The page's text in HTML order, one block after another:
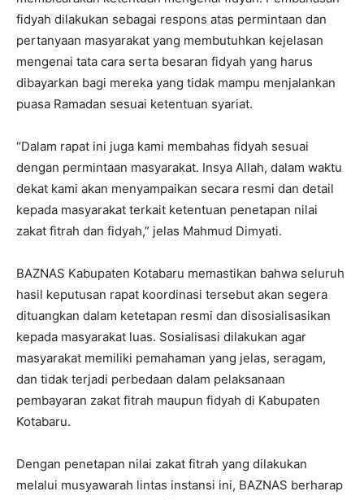
fidyah dilakukan sebagai respons atas permintaan dan
pertanyaan masyarakat yang membutuhkan kejelasan
mengenai tata cara serta besaran fidyah yang harus
dibayarkan bagi mereka yang tidak mampu menjalankan
puasa Ramadan sesuai ketentuan syariat.
“Dalam rapat ini juga kami membahas fidyah sesuai
dengan permintaan masyarakat. Insya Allah, dalam waktu
dekat kami akan menyampaikan secara resmi dan detail
kepada masyarakat terkait ketentuan penetapan nilai
zakat fitrah dan fidyah,” jelas Mahmud Dimyati.
BAZNAS Kabupaten Kotabaru memastikan bahwa seluruh
hasil keputusan rapat koordinasi tersebut akan segera
dituangkan dalam ketetapan resmi dan disosialisasikan
kepada masyarakat luas. Sosialisasi dilakukan agar
masyarakat memiliki pemahaman yang jelas, seragam,
dan tidak terjadi perbedaan dalam pelaksanaan
pembayaran zakat fitrah maupun fidyah di Kabupaten
Kotabaru.
Dengan penetapan nilai zakat fitrah yang dilakukan
melalui musyawarah lintas instansi ini, BAZNAS berharap